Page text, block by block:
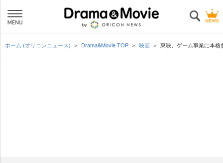
ホーム (オリコンニュース) Drama&Movie TOP 映画 東映、ゲーム事業に本格